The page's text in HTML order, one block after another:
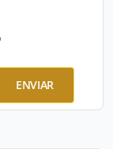
ENVIAR